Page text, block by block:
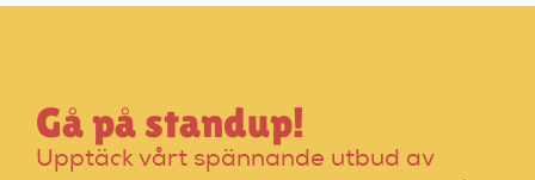
scenframträdande.
Gå på standup!
Upptäck vårt spännande utbud av